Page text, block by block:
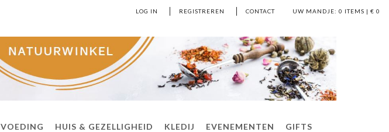
UW MANDJE: 0 ITEMS | € 0
LOG IN REGISTREREN CONTACT
VOEDING HUIS & GEZELLIGHEID KLEDIJ EVENEMENTEN GIFTS